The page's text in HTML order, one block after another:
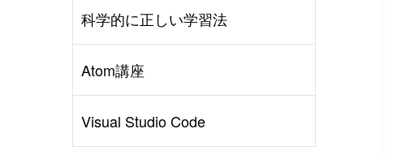
科学的に正しい学習法
Atom講座
Visual Studio Code